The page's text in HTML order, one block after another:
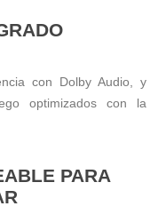
con Dolby Audio, y
optimizados con la
PARA